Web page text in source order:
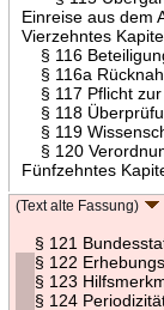
Einreise aus dem
Vierzehntes
§ 116
§ 116a
§ 117 Pflicht zur
§ 118
§ 119
§ 120
Fünfzehntes
(Text alte Fassung)
§ 121
§ 122
§ 123
§ 124